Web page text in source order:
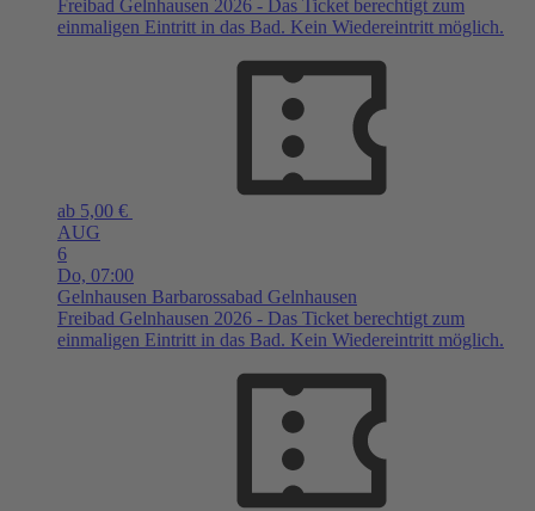
Freibad Gelnhausen 2026 - Das Ticket berechtigt zum
einmaligen Eintritt in das Bad. Kein Wiedereintritt möglich.
ab 5,00 €
AUG
6
Do, 07:00
Gelnhausen Barbarossabad Gelnhausen
Freibad Gelnhausen 2026 - Das Ticket berechtigt zum
einmaligen Eintritt in das Bad. Kein Wiedereintritt möglich.